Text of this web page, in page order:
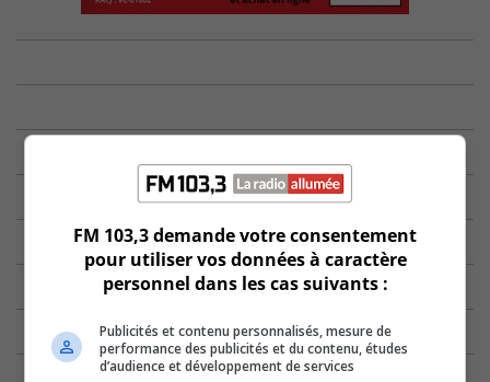
FM 103,3 demande votre consentement
pour utiliser vos données à caractère
personnel dans les cas suivants :
Publicités et contenu personnalisés, mesure de
performance des publicités et du contenu, études
d’audience et développement de services